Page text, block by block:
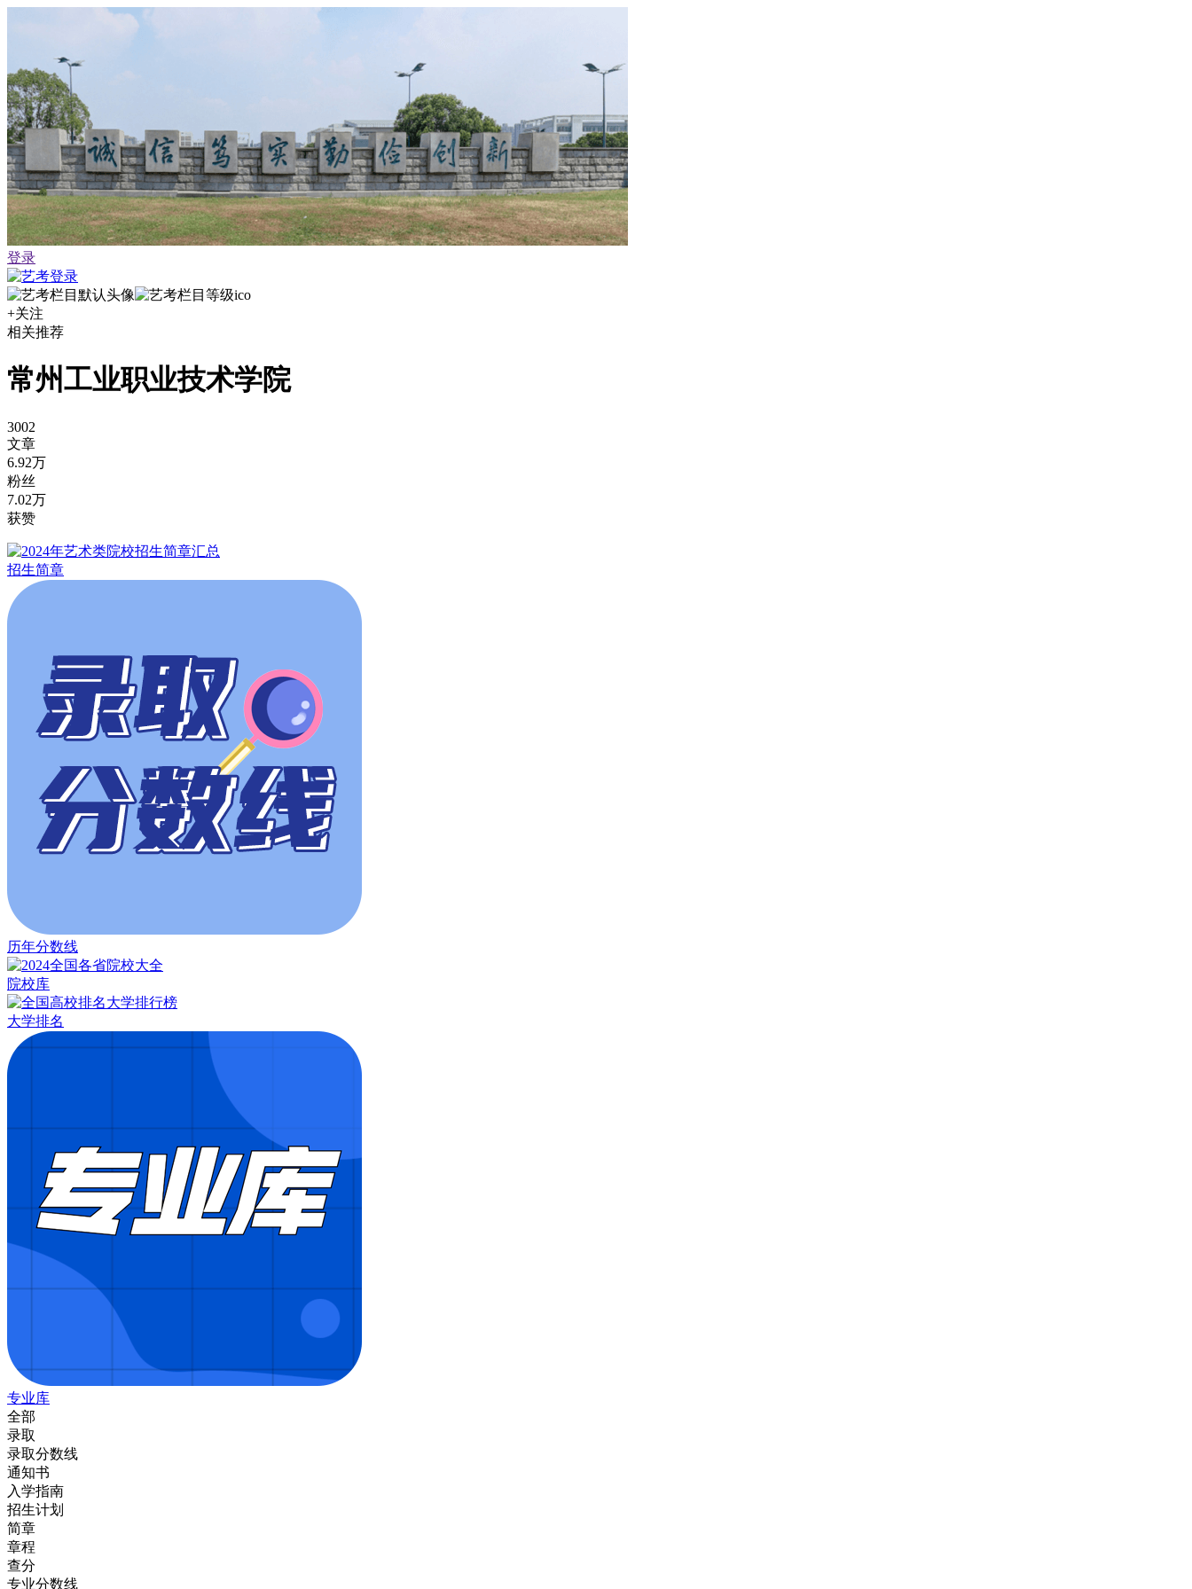
登录
+关注
相关推荐
常州工业职业技术学院
3002
文章
6.92万
粉丝
7.02万
获赞
招生简章
历年分数线
院校库
大学排名
专业库
全部
录取
录取分数线
通知书
入学指南
招生计划
简章
章程
查分
专业分数线